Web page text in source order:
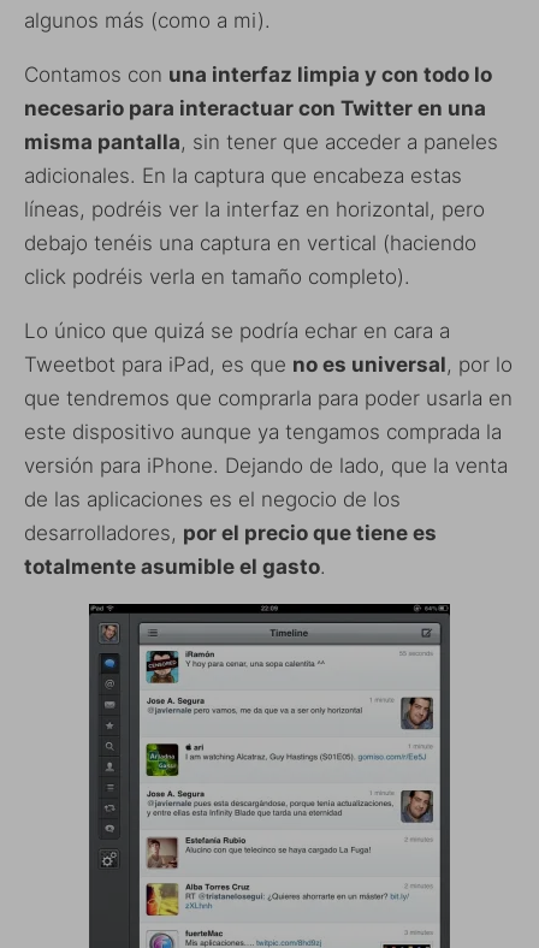
algunos más (como a mi).
Contamos con una interfaz limpia y con todo lo
necesario para interactuar con Twitter en una
misma pantalla, sin tener que acceder a paneles
adicionales. En la captura que encabeza estas
líneas, podréis ver la interfaz en horizontal, pero
debajo tenéis una captura en vertical (haciendo
click podréis verla en tamaño completo).
Lo único que quizá se podría echar en cara a
Tweetbot para iPad, es que no es universal, por lo
que tendremos que comprarla para poder usarla en
este dispositivo aunque ya tengamos comprada la
versión para iPhone. Dejando de lado, que la venta
de las aplicaciones es el negocio de los
desarrolladores, por el precio que tiene es
totalmente asumible el gasto.